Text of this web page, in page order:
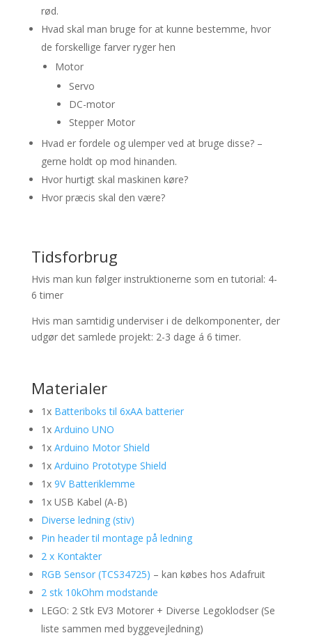
rød.
Hvad skal man bruge for at kunne bestemme, hvor
de forskellige farver ryger hen
Motor
Servo
DC-motor
Stepper Motor
Hvad er fordele og ulemper ved at bruge disse? –
gerne holdt op mod hinanden.
Hvor hurtigt skal maskinen køre?
Hvor præcis skal den være?
Tidsforbrug
Hvis man kun følger instruktionerne som en tutorial: 4-
6 timer
Hvis man samtidig underviser i de delkomponenter, der
udgør det samlede projekt: 2-3 dage á 6 timer.
Materialer
1x Batteriboks til 6xAA batterier
1x Arduino UNO
1x Arduino Motor Shield
1x Arduino Prototype Shield
1x 9V Batteriklemme
1x USB Kabel (A-B)
Diverse ledning (stiv)
Pin header til montage på ledning
2 x Kontakter
RGB Sensor (TCS34725) – kan købes hos Adafruit
2 stk 10kOhm modstande
LEGO: 2 Stk EV3 Motorer + Diverse Legoklodser (Se
liste sammen med byggevejledning)